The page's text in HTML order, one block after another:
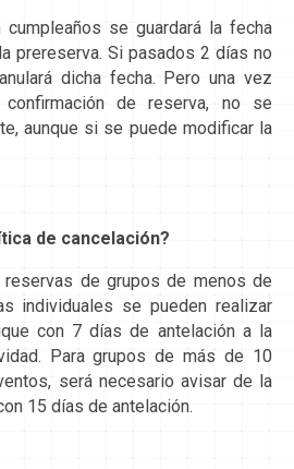
se guardará la fecha
prereserva. Si pasados 2 días no
dicha fecha. Pero una vez
de reserva, no se
aunque si se puede modificar la
de cancelación?
de grupos de menos de
individuales se pueden realizar
con 7 días de antelación a la
Para grupos de más de 10
será necesario avisar de la
15 días de antelación.